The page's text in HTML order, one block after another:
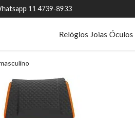
11 4739-8933
Relógios Joias Óculos